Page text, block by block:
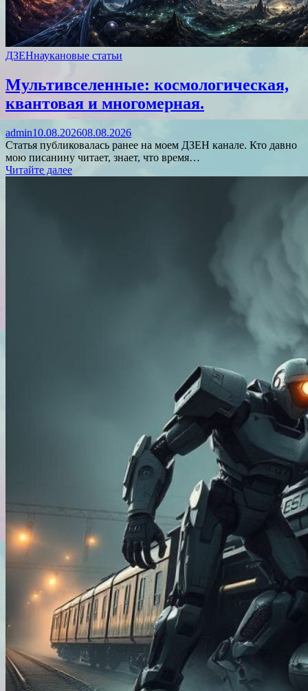
ДЗЕНнаукановые статьи
Мультивселенные: космологическая,
квантовая и многомерная.
admin10.08.202608.08.2026
Статья публиковалась ранее на моем ДЗЕН канале. Кто давно
мою писанину читает, знает, что время…
Читайте далее